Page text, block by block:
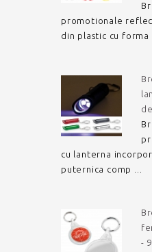
promotionale
din plastic cu forma
cu lanterna
puternica comp ...
-